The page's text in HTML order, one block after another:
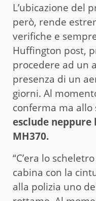
L’ubicazione del
però, rende
verifiche e
Huffington post,
procedere ad un
presenza di un
giorni. Al
conferma ma allo
esclude
MH370.
“C’era lo
cabina con la
alla polizia uno